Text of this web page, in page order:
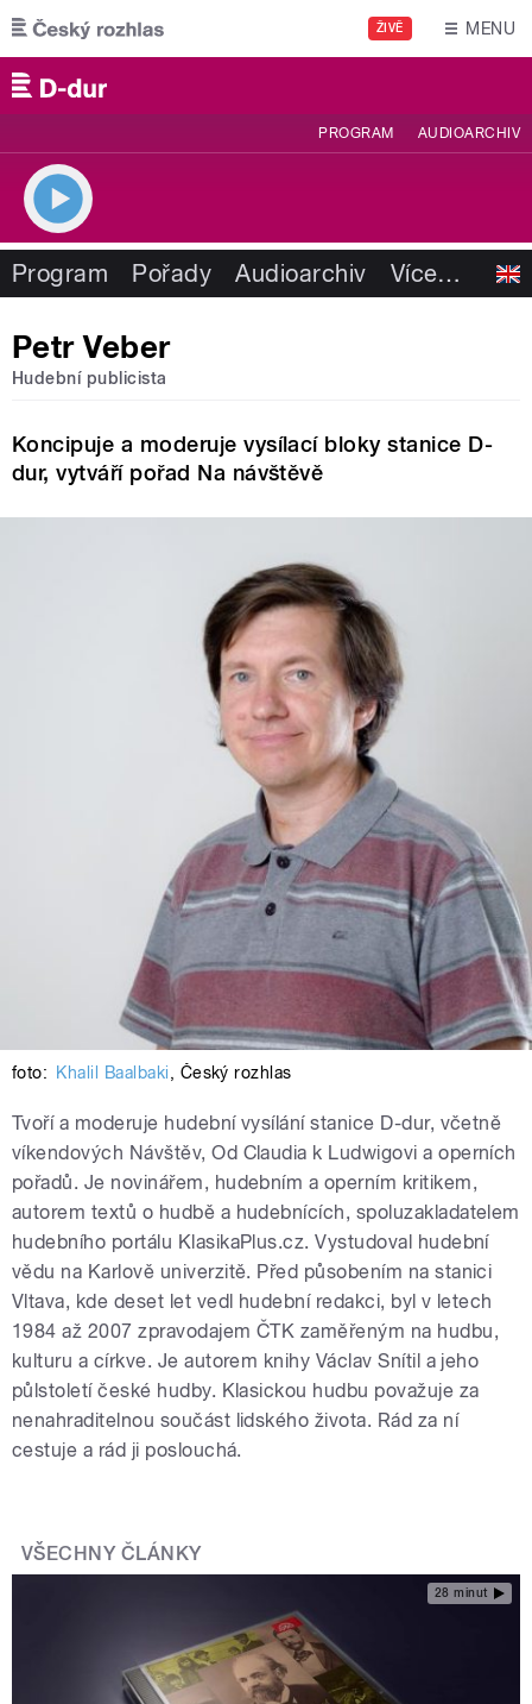
Přejít k hlavnímu obsahu
ŽIVĚ MENU
PROGRAM AUDIOARCHIV
Program Pořady Audioarchiv Více…
Petr Veber
Hudební publicista
Koncipuje a moderuje vysílací bloky stanice D-
dur, vytváří pořad Na návštěvě
foto: Khalil Baalbaki, Český rozhlas
Tvoří a moderuje hudební vysílání stanice D-dur, včetně
víkendových Návštěv, Od Claudia k Ludwigovi a operních
pořadů. Je novinářem, hudebním a operním kritikem,
autorem textů o hudbě a hudebnících, spoluzakladatelem
hudebního portálu KlasikaPlus.cz. Vystudoval hudební
vědu na Karlově univerzitě. Před působením na stanici
Vltava, kde deset let vedl hudební redakci, byl v letech
1984 až 2007 zpravodajem ČTK zaměřeným na hudbu,
kulturu a církve. Je autorem knihy Václav Snítil a jeho
půlstoletí české hudby. Klasickou hudbu považuje za
nenahraditelnou součást lidského života. Rád za ní
cestuje a rád ji poslouchá.
VŠECHNY ČLÁNKY
28 minut